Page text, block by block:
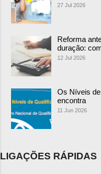
27 Jul 2026
Reforma
duração:
12 Jul 2026
Os Níveis
encontra
11 Jun 2026
LIGAÇÕES RÁPIDAS